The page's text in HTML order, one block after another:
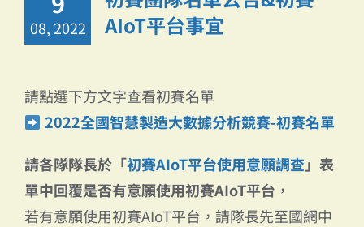
08, 2022
AIoT平台事宜
請點選下方文字查看初賽名單
2022全國智慧製造大數據分析競賽-初賽名單
請各隊隊長於「初賽AIoT平台使用意願調查」表
單中回覆是否有意願使用初賽AIoT平台 ，
若有意願使用初賽AIoT平台，請隊長先至國網中